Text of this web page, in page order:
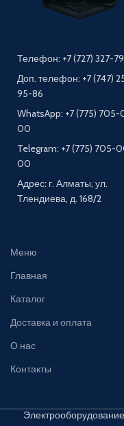
Телефон: +7 (727) 327-
Доп. телефон: +7 (747)
95-86
WhatsApp: +7 (775)
00
Telegram: +7 (775) 705-
00
Адрес: г. Алматы, ул.
Тлендиева, д. 168/2
Меню
Главная
Каталог
Доставка и оплата
О нас
Контакты